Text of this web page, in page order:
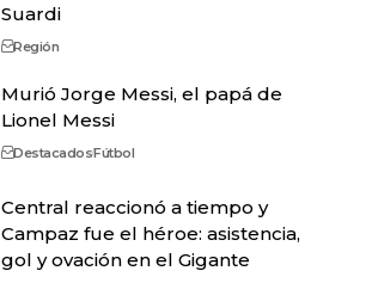
Suardi
Región
Murió Jorge Messi, el papá de
Lionel Messi
DestacadosFútbol
Central reaccionó a tiempo y
Campaz fue el héroe: asistencia,
gol y ovación en el Gigante